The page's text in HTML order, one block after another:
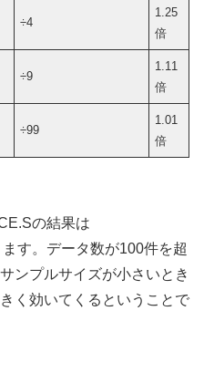
÷4
1.25
倍
÷9
1.11
倍
÷99
1.01
倍
の結果は
す。データ数が100件を超
ンプルサイズが小さいとき
く効いてくるということで